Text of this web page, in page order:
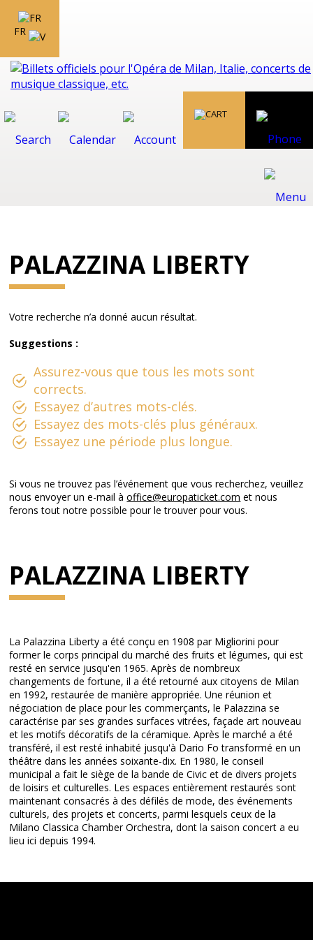
FR
PALAZZINA LIBERTY
Votre recherche n’a donné aucun résultat.
Suggestions :
Assurez-vous que tous les mots sont
corrects.
Essayez d’autres mots-clés.
Essayez des mots-clés plus généraux.
Essayez une période plus longue.
Si vous ne trouvez pas l’événement que vous recherchez, veuillez
nous envoyer un e-mail àoffice@europaticket.com et nous
ferons tout notre possible pour le trouver pour vous.
PALAZZINA LIBERTY
La Palazzina Liberty a été conçu en 1908 par Migliorini pour
former le corps principal du marché des fruits et légumes, qui est
resté en service jusqu'en 1965. Après de nombreux
changements de fortune, il a été retourné aux citoyens de Milan
en 1992, restaurée de manière appropriée. Une réunion et
négociation de place pour les commerçants, le Palazzina se
caractérise par ses grandes surfaces vitrées, façade art nouveau
et les motifs décoratifs de la céramique. Après le marché a été
transféré, il est resté inhabité jusqu'à Dario Fo transformé en un
théâtre dans les années soixante-dix. En 1980, le conseil
municipal a fait le siège de la bande de Civic et de divers projets
de loisirs et culturelles. Les espaces entièrement restaurés sont
maintenant consacrés à des défilés de mode, des événements
culturels, des projets et concerts, parmi lesquels ceux de la
Milano Classica Chamber Orchestra, dont la saison concert a eu
lieu ici depuis 1994.